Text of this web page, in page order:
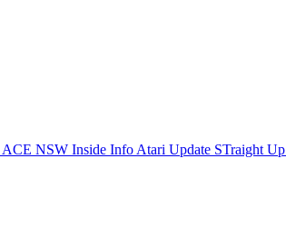
ACE NSW Inside Info Atari Update STraight Up